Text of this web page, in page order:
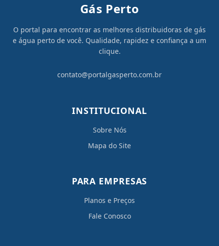
Gás Perto
O portal para encontrar as melhores distribuidoras de gás
e água perto de você. Qualidade, rapidez e confiança a um
clique.
contato@portalgasperto.com.br
INSTITUCIONAL
Sobre Nós
Mapa do Site
PARA EMPRESAS
Planos e Preços
Fale Conosco